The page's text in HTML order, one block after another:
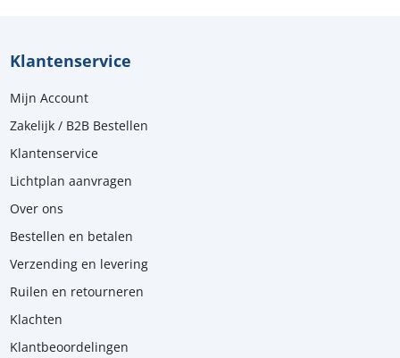
Klantenservice
Mijn Account
Zakelijk / B2B Bestellen
Klantenservice
Lichtplan aanvragen
Over ons
Bestellen en betalen
Verzending en levering
Ruilen en retourneren
Klachten
Klantbeoordelingen